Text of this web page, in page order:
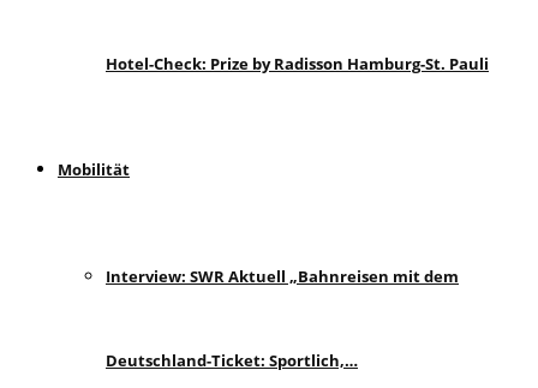
Hotel-Check: Prize by Radisson Hamburg-St. Pauli
Mobilität
Interview: SWR Aktuell „Bahnreisen mit dem
Deutschland-Ticket: Sportlich,…